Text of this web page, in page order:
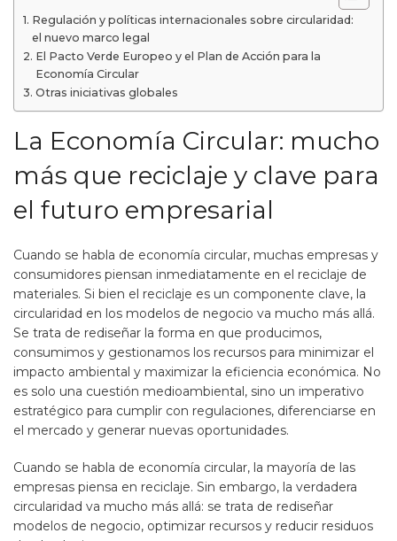
Regulación y políticas internacionales sobre circularidad:
el nuevo marco legal
El Pacto Verde Europeo y el Plan de Acción para la
Economía Circular
Otras iniciativas globales
La Economía Circular: mucho
más que reciclaje y clave para
el futuro empresarial
Cuando se habla de economía circular, muchas empresas y
consumidores piensan inmediatamente en el reciclaje de
materiales. Si bien el reciclaje es un componente clave, la
circularidad en los modelos de negocio va mucho más allá.
Se trata de rediseñar la forma en que producimos,
consumimos y gestionamos los recursos para minimizar el
impacto ambiental y maximizar la eficiencia económica. No
es solo una cuestión medioambiental, sino un imperativo
estratégico para cumplir con regulaciones, diferenciarse en
el mercado y generar nuevas oportunidades.
Cuando se habla de economía circular, la mayoría de las
empresas piensa en reciclaje. Sin embargo, la verdadera
circularidad va mucho más allá: se trata de rediseñar
modelos de negocio, optimizar recursos y reducir residuos